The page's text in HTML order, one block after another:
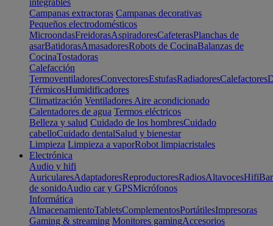
integrables
Campanas extractoras Campanas decorativas
Pequeños electrodomésticos
MicroondasFreidorasAspiradoresCafeterasPlanchas de
asarBatidorasAmasadoresRobots de CocinaBalanzas de
CocinaTostadoras
Calefacción
TermoventiladoresConvectoresEstufasRadiadoresCalefactores
TérmicosHumidificadores
Climatización Ventiladores Aire acondicionado
Calentadores de agua Termos eléctricos
Belleza y salud Cuidado de los hombresCuidado
cabelloCuidado dentalSalud y bienestar
Limpieza Limpieza a vaporRobot limpiacristales
Electrónica
Audio y hifi
AuricularesAdaptadoresReproductoresRadiosAltavocesHifi
de sonidoAudio car y GPSMicrófonos
Informática
AlmacenamientoTabletsComplementosPortátilesImpresoras
Gaming & streaming Monitores gamingAccesorios